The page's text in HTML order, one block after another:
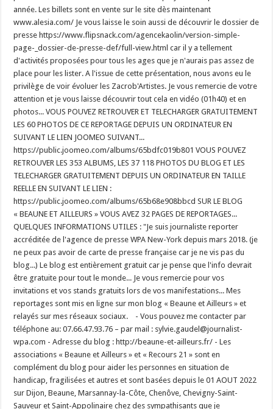
année. Les billets sont en vente sur le site dès maintenant
www.alesia.com/ Je vous laisse le soin aussi de découvrir le dossier de
presse https://www.flipsnack.com/agencekaolin/version-simple-
page-_dossier-de-presse-def/full-view.html car il y a tellement
d'activités proposées pour tous les ages que je n'aurais pas assez de
place pour les lister. A l'issue de cette présentation, nous avons eu le
privilège de voir évoluer les Zacrob'Artistes. Je vous remercie de votre
attention et je vous laisse découvrir tout cela en vidéo (01h40) et en
photos... VOUS POUVEZ RETROUVER ET TELECHARGER GRATUITEMENT
LES 60 PHOTOS DE CE REPORTAGE DEPUIS UN ORDINATEUR EN
SUIVANT LE LIEN JOOMEO SUIVANT...
https://public.joomeo.com/albums/65bdfc019b801 VOUS POUVEZ
RETROUVER LES 353 ALBUMS, LES 37 118 PHOTOS DU BLOG ET LES
TELECHARGER GRATUITEMENT DEPUIS UN ORDINATEUR EN TAILLE
REELLE EN SUIVANT LE LIEN :
https://public.joomeo.com/albums/65b68e908bbcd SUR LE BLOG
« BEAUNE ET AILLEURS » VOUS AVEZ 32 PAGES DE REPORTAGES...
QUELQUES INFORMATIONS UTILES : "Je suis journaliste reporter
accréditée de l'agence de presse WPA New-York depuis mars 2018. (je
ne peux pas avoir de carte de presse française car je ne vis pas du
blog...) Le blog est entièrement gratuit car je pense que l'info devrait
être gratuite pour tout le monde... Je vous remercie pour vos
invitations et vos stands gratuits lors de vos manifestations... Mes
reportages sont mis en ligne sur mon blog « Beaune et Ailleurs » et
relayés sur mes réseaux sociaux. - Vous pouvez me contacter par
téléphone au: 07.66.47.93.76 – par mail : sylvie.gaudel@journalist-
wpa.com - Adresse du blog : http://beaune-et-ailleurs.fr/ - Les
associations « Beaune et Ailleurs » et « Recours 21 » sont en
complément du blog pour aider les personnes en situation de
handicap, fragilisées et autres et sont basées depuis le 01 AOUT 2022
sur Dijon, Beaune, Marsannay-la-Côte, Chenôve, Chevigny-Saint-
Sauveur et Saint-Appolinaire chez des sympathisants que je